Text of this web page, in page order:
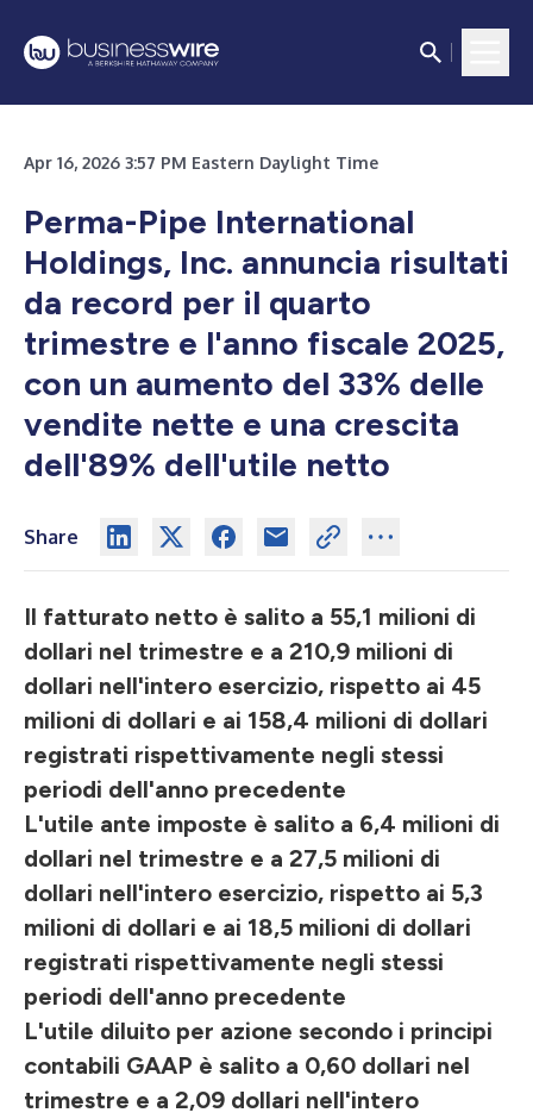
Apr 16, 2026 3:57 PM Eastern Daylight Time
Perma-Pipe International
Holdings, Inc. annuncia risultati
da record per il quarto
trimestre e l'anno fiscale 2025,
con un aumento del 33% delle
vendite nette e una crescita
dell'89% dell'utile netto
Share
Il fatturato netto è salito a 55,1 milioni di
dollari nel trimestre e a 210,9 milioni di
dollari nell'intero esercizio, rispetto ai 45
milioni di dollari e ai 158,4 milioni di dollari
registrati rispettivamente negli stessi
periodi dell'anno precedente
L'utile ante imposte è salito a 6,4 milioni di
dollari nel trimestre e a 27,5 milioni di
dollari nell'intero esercizio, rispetto ai 5,3
milioni di dollari e ai 18,5 milioni di dollari
registrati rispettivamente negli stessi
periodi dell'anno precedente
L'utile diluito per azione secondo i principi
contabili GAAP è salito a 0,60 dollari nel
trimestre e a 2,09 dollari nell'intero